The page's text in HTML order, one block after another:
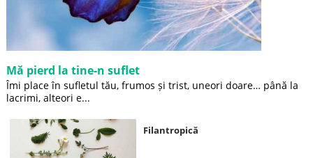
Mă pierd la tine-n suflet
Îmi place în sufletul tău, frumos și trist, uneori doare… până la
lacrimi, alteori e...
Filantropică